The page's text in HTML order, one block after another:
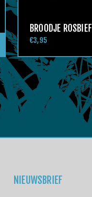
BROODJE ROSBIEF
€3,95
NIEUWSBRIEF